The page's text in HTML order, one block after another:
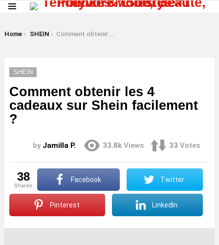
You are here:
Home SHEIN Comment obtenir les 4 cadeaux sur Shein facilement ?
SHEIN
Comment obtenir les 4
cadeaux sur Shein facilement
?
by Jamilla P. 33.8k Views 33 Votes
38
shares
Facebook Twitter
Pinterest LinkedIn